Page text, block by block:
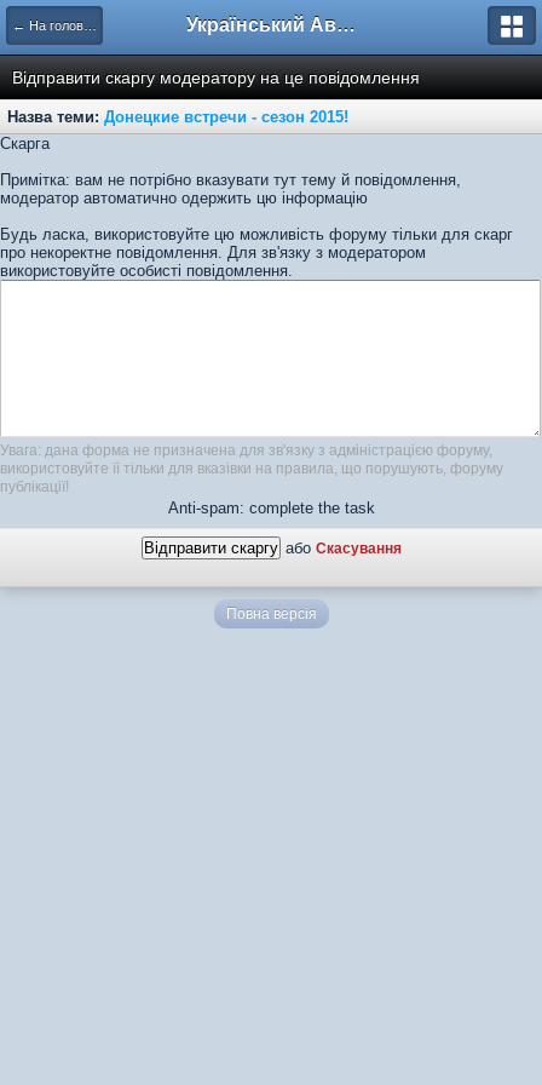
← На головну Український Автоклуб ВАЗ
Відправити скаргу модератору на це повідомлення
Назва теми: Донецкие встречи - сезон 2015!
Скарга
Примітка: вам не потрібно вказувати тут тему й повідомлення,
модератор автоматично одержить цю інформацію
Будь ласка, використовуйте цю можливість форуму тільки для скарг
про некоректне повідомлення. Для зв'язку з модератором
використовуйте особисті повідомлення.
Увага: дана форма не призначена для зв'язку з адміністрацією форуму,
використовуйте її тільки для вказівки на правила, що порушують, форуму
публікації!
Anti-spam: complete the task
або Скасування
Повна версія